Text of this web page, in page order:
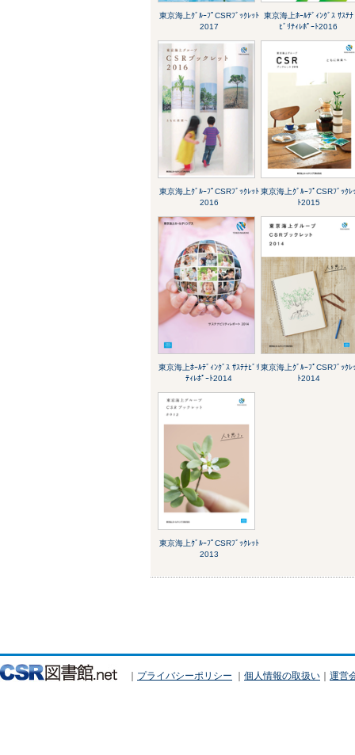
東京海上ｸﾞﾙｰﾌﾟCSRﾌﾞｯｸﾚｯﾄ
2017
東京海上ﾎｰﾙﾃﾞｨﾝｸﾞｽ ｻｽﾃﾅ
ﾋﾞﾘﾃｨﾚﾎﾟｰﾄ2016
東京海上ｸﾞﾙｰﾌﾟCSRﾌﾞｯｸﾚｯﾄ
2016
東京海上ｸﾞﾙｰﾌﾟCSRﾌﾞｯｸﾚ
ﾄ2015
東京海上ﾎｰﾙﾃﾞｨﾝｸﾞｽ ｻｽﾃﾅﾋﾞﾘ
ﾃｨﾚﾎﾟｰﾄ2014
東京海上ｸﾞﾙｰﾌﾟCSRﾌﾞｯｸﾚ
ﾄ2014
東京海上ｸﾞﾙｰﾌﾟCSRﾌﾞｯｸﾚｯﾄ
2013
｜ プライバシーポリシー ｜ 個人情報の取扱い ｜ 運営